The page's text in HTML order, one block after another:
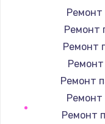
Ремонт
Ремонт
Ремонт
Ремонт
Ремонт
Ремонт
Ремонт